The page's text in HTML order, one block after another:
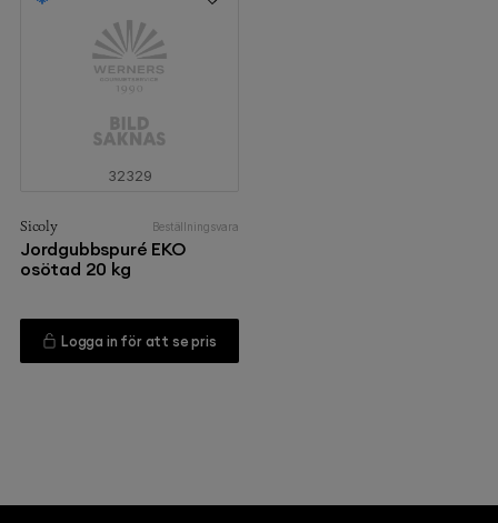
32329
Sicoly Beställningsvara
Jordgubbspuré EKO
osötad 20 kg
Logga in för att se pris